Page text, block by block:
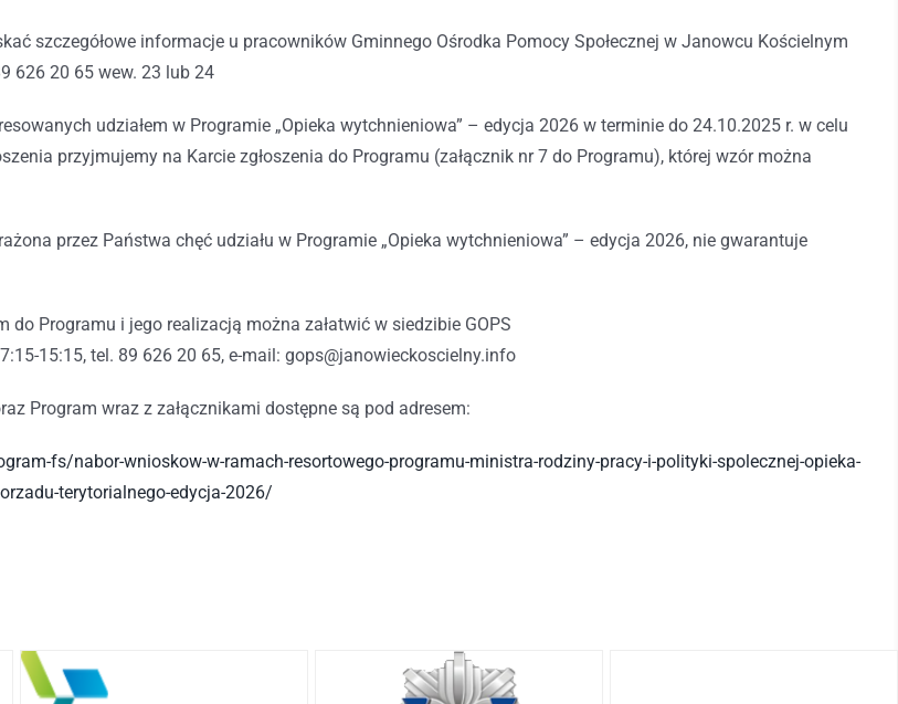
szczegółowe informacje u pracowników Gminnego Ośrodka Pomocy Społecznej w Janowcu Kościelnym
626 20 65 wew. 23 lub 24
udziałem w Programie „Opieka wytchnieniowa” – edycja 2026 w terminie do 24.10.2025 r. w celu
przyjmujemy na Karcie zgłoszenia do Programu (załącznik nr 7 do Programu), której wzór można
przez Państwa chęć udziału w Programie „Opieka wytchnieniowa” – edycja 2026, nie gwarantuje
do Programu i jego realizacją można załatwić w siedzibie GOPS
15:15, tel. 89 626 20 65, e-mail: gops@janowieckoscielny.info
Program wraz z załącznikami dostępne są pod adresem:
fs/nabor-wnioskow-w-ramach-resortowego-programu-ministra-rodziny-pracy-i-polityki-spolecznej-opieka-
terytorialnego-edycja-2026/